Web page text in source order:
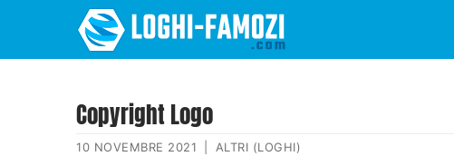
Copyright Logo
10 NOVEMBRE 2021 ALTRI (LOGHI)